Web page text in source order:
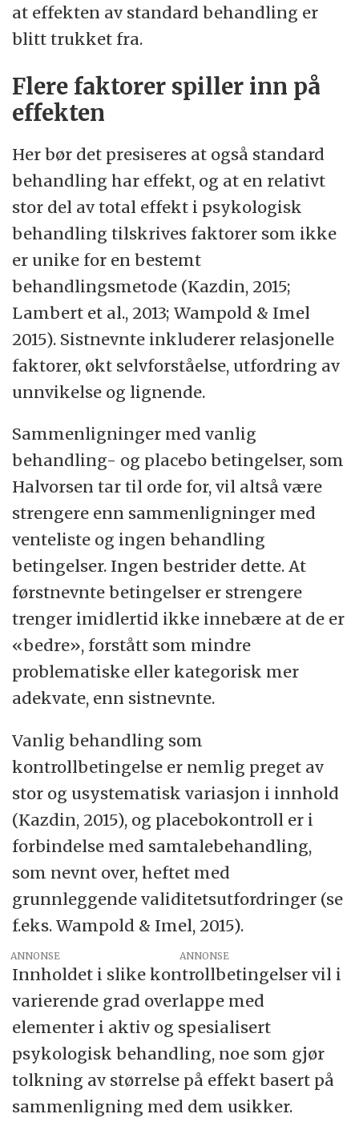
at effekten av standard behandling er
blitt trukket fra.
Flere faktorer spiller inn på
effekten
Her bør det presiseres at også standard
behandling har effekt, og at en relativt
stor del av total effekt i psykologisk
behandling tilskrives faktorer som ikke
er unike for en bestemt
behandlingsmetode (Kazdin, 2015;
Lambert et al., 2013; Wampold & Imel
2015). Sistnevnte inkluderer relasjonelle
faktorer, økt selvforståelse, utfordring av
unnvikelse og lignende.
Sammenligninger med vanlig
behandling- og placebo betingelser, som
Halvorsen tar til orde for, vil altså være
strengere enn sammenligninger med
venteliste og ingen behandling
betingelser. Ingen bestrider dette. At
førstnevnte betingelser er strengere
trenger imidlertid ikke innebære at de er
«bedre», forstått som mindre
problematiske eller kategorisk mer
adekvate, enn sistnevnte.
Vanlig behandling som
kontrollbetingelse er nemlig preget av
stor og usystematisk variasjon i innhold
(Kazdin, 2015), og placebokontroll er i
forbindelse med samtalebehandling,
som nevnt over, heftet med
grunnleggende validitetsutfordringer (se
f.eks. Wampold & Imel, 2015).
ANNONSE
Innholdet i slike kontrollbetingelser vil i
varierende grad overlappe med
elementer i aktiv og spesialisert
psykologisk behandling, noe som gjør
tolkning av størrelse på effekt basert på
sammenligning med dem usikker.